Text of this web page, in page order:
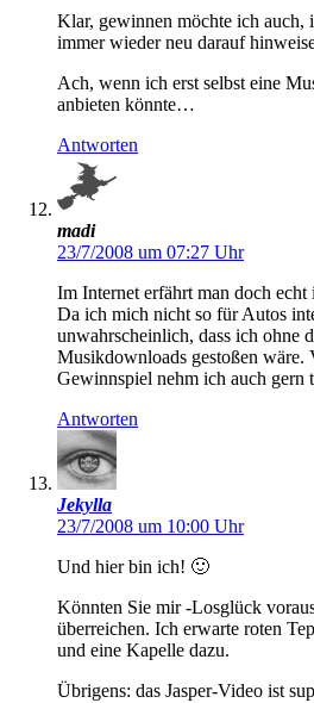
Klar, gewinnen möchte ich auch,
immer wieder neu darauf
Ach, wenn ich erst selbst eine
anbieten könnte…
Antworten
madi
23/7/2008 um 07:27 Uhr
Im Internet erfährt man doch echt
Da ich mich nicht so für Autos
unwahrscheinlich, dass ich ohne
Musikdownloads gestoßen
Gewinnspiel nehm ich auch gern
Antworten
Jekylla
23/7/2008 um 10:00 Uhr
Und hier bin ich! 🙂
Könnten Sie mir -Losglück
überreichen. Ich erwarte roten
und eine Kapelle dazu.
Übrigens: das Jasper-Video ist